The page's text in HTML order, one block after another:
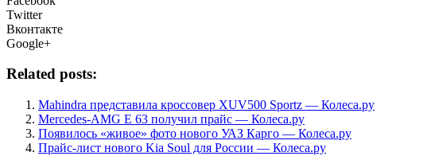
Twitter
Вконтакте
Google+
Related posts:
Mahindra представила кроссовер XUV500 Sportz — Колеса.ру
Mercedes-AMG E 63 получил прайс — Колеса.ру
Появилось «живое» фото нового УАЗ Карго — Колеса.ру
Прайс-лист нового Kia Soul для России — Колеса.ру